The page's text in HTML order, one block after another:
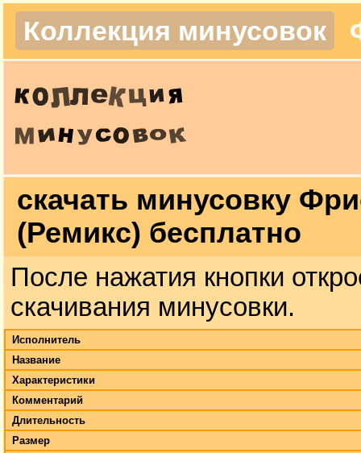
Коллекция минусовок
скачать минусовку
(Ремикс) бесплатно
После нажатия кнопки
скачивания минусовки.
Исполнитель
Название
Характеристики
Комментарий
Длительность
Размер